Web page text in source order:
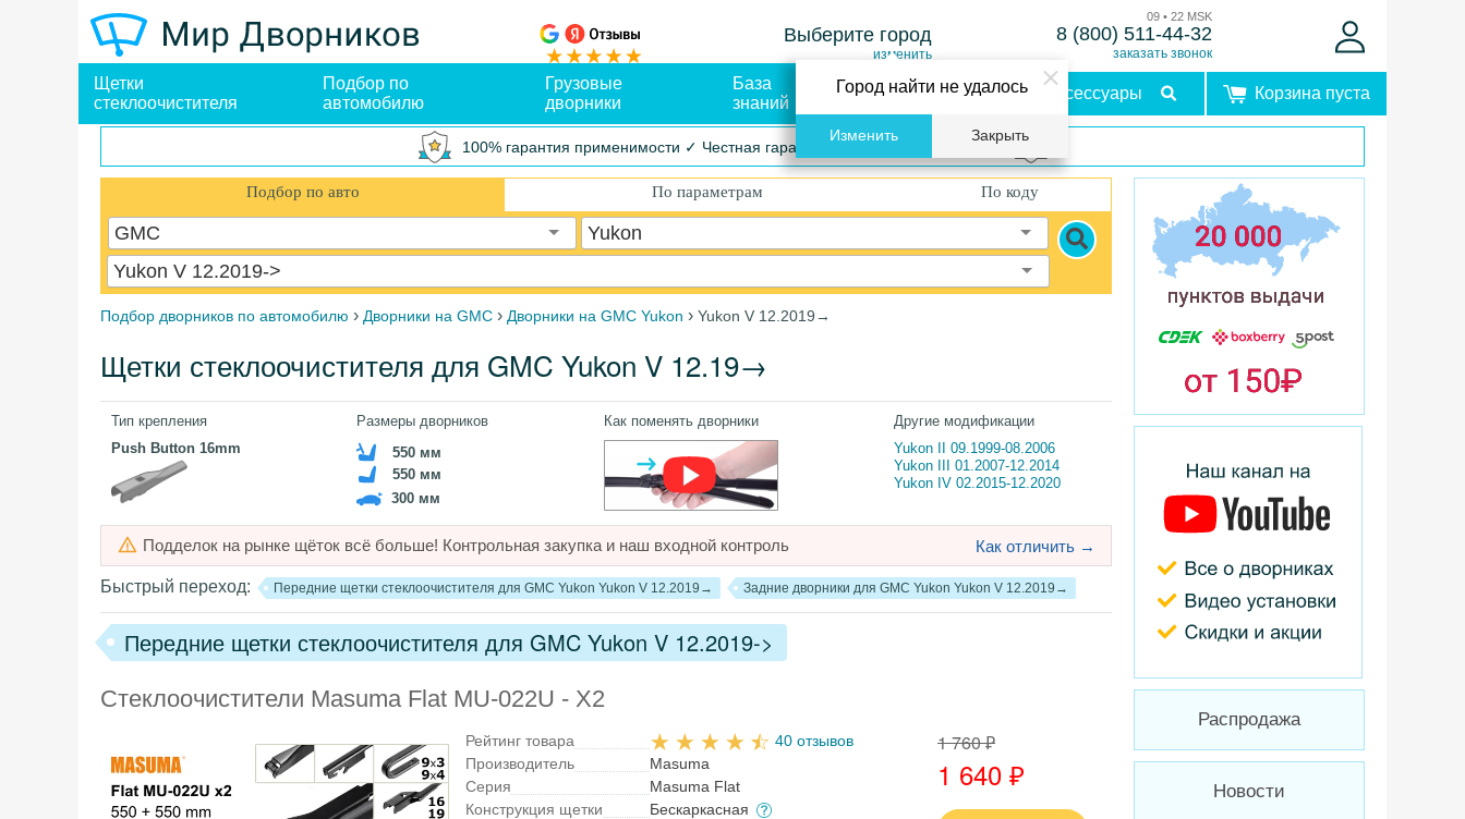
Выберите город
изменить
09 • 22 MSK
8 (800) 511-44-32
заказать звонок
Щетки
стеклоочистителя
Подбор по
автомобилю
Грузовые
дворники
База
знаний
Оплата и
Аксессуары Корзина пуста
100% гарантия применимости ✓ Честная гарантия ✓ Упрощенный возврат
Подбор по авто По параметрам По коду
GMC
Yukon
Yukon V 12.2019->
Подбор дворников по автомобилю › Дворники на GMC › Дворники на GMC Yukon › Yukon V 12.2019→
Щетки стеклоочистителя для GMC Yukon V 12.19→
Тип крепления
Push Button 16mm
Размеры дворников
550 мм
550 мм
300 мм
Как поменять дворники
Другие модификации
Yukon II 09.1999-08.2006
Yukon III 01.2007-12.2014
Yukon IV 02.2015-12.2020
Подделок на рынке щёток всё больше! Контрольная закупка и наш входной контроль Как отличить →
Быстрый переход: Передние щетки стеклоочистителя для GMC Yukon Yukon V 12.2019→ Задние дворники для GMC Yukon Yukon V 12.2019→
Передние щетки стеклоочистителя для GMC Yukon V 12.2019->
Стеклоочистители Masuma Flat MU-022U - X2
Рейтинг товара
40 отзывов
Производитель
Masuma
Серия
Masuma Flat
Конструкция щетки
Бескаркасная
1 760 ₽
1 640 ₽
Распродажа
Новости
Город найти не удалось
Изменить Закрыть